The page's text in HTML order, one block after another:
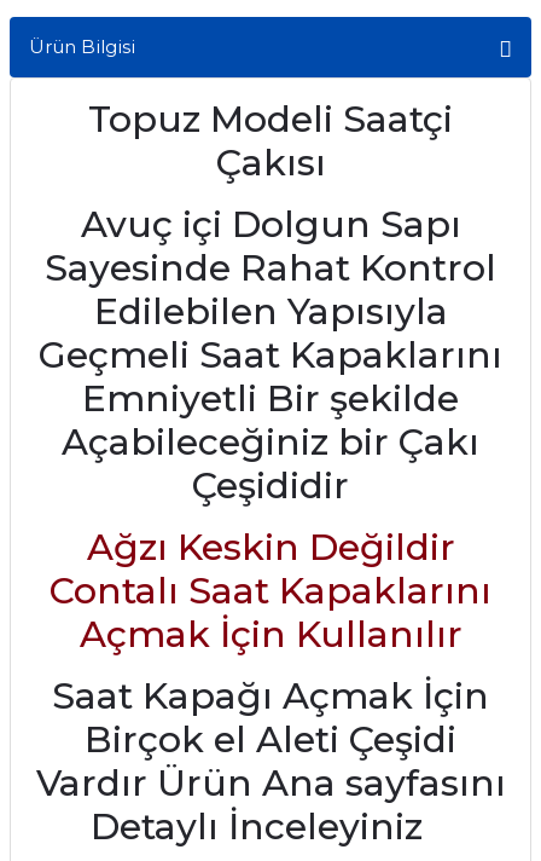
Ürün Bilgisi
Topuz Modeli Saatçi
Çakısı
Avuç içi Dolgun Sapı
Sayesinde Rahat Kontrol
Edilebilen Yapısıyla
Geçmeli Saat Kapaklarını
Emniyetli Bir şekilde
Açabileceğiniz bir Çakı
Çeşididir
Ağzı Keskin Değildir
Contalı Saat Kapaklarını
Açmak İçin Kullanılır
Saat Kapağı Açmak İçin
Birçok el Aleti Çeşidi
Vardır Ürün Ana sayfasını
Detaylı İnceleyiniz